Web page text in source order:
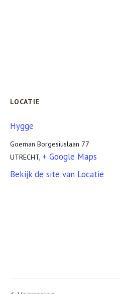
LOCATIE
Hygge
Goeman Borgesiuslaan 77
UTRECHT, + Google Maps
Bekijk de site van Locatie